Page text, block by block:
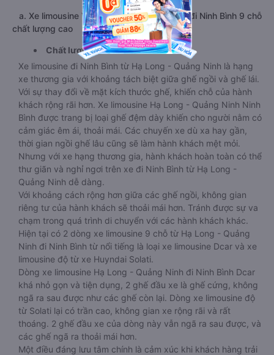
a. Xe limousine VIP Hạ Long - Quảng Ninh đi Ninh Bình 9 chỗ
chất lượng cao
Chất lượng
Xe limousine đi Ninh Bình từ Hạ Long - Quảng Ninh là hạng
xe thương gia với khoảng tách biệt giữa ghế ngồi và ghế lái.
Với sự thay đổi về mặt kích thước ghế, khiến chỗ của hành
khách rộng rãi hơn. Xe limousine Hạ Long - Quảng Ninh Ninh
Bình được trang bị loại ghế đệm dày khiến cho người nằm có
cảm giác êm ái, thoải mái. Các chuyến xe dù xa hay gần,
thời gian ngồi ghế lâu cũng sẽ làm hành khách mệt mỏi.
Nhưng với xe hạng thương gia, hành khách hoàn toàn có thể
thư giãn và nghỉ ngơi trên xe đi Ninh Bình từ Hạ Long -
Quảng Ninh dễ dàng.
Với khoảng cách rộng hơn giữa các ghế ngồi, không gian
riêng tư của hành khách sẽ thoải mái hơn. Tránh được sự va
chạm trong quá trình di chuyển với các hành khách khác.
Hiện tại có 2 dòng xe limousine 9 chỗ từ Hạ Long - Quảng
Ninh đi Ninh Bình từ nổi tiếng là loại xe limousine Dcar và xe
limousine độ từ xe Huyndai Solati.
Dòng xe limousine Hạ Long - Quảng Ninh đi Ninh Bình Dcar
khá nhỏ gọn và tiện dụng, 2 ghế đầu xe là ghế cứng, không
ngã ra sau được như các ghế còn lại. Dòng xe limousine độ
từ Solati lại có trần cao, không gian xe rộng rãi và rất
thoáng. 2 ghế đầu xe của dòng này vẫn ngã ra sau được, và
các ghế ngã ra thoải mái hơn.
Một điều đáng lưu tâm chính là cảm xúc khi khách hàng trải